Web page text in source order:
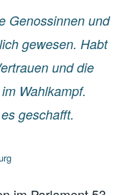
Genossinnen und
gewesen. Habt
und die
Wahlkampf.
geschafft.